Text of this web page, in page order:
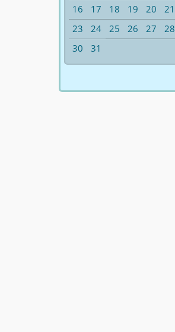
16 17 18 19 20 21
23
24 25 26 27 28
30
31